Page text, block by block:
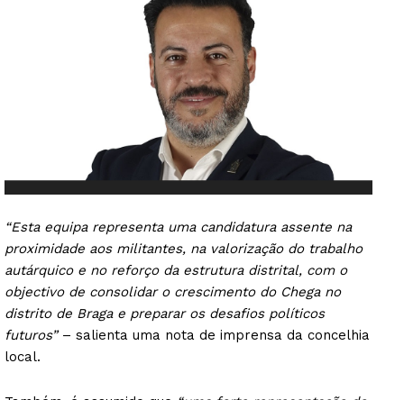
“Esta equipa representa uma candidatura assente na
proximidade aos militantes, na valorização do trabalho
autárquico e no reforço da estrutura distrital, com o
objectivo de consolidar o crescimento do Chega no
distrito de Braga e preparar os desafios políticos
futuros”– salienta uma nota de imprensa da concelhia
local.